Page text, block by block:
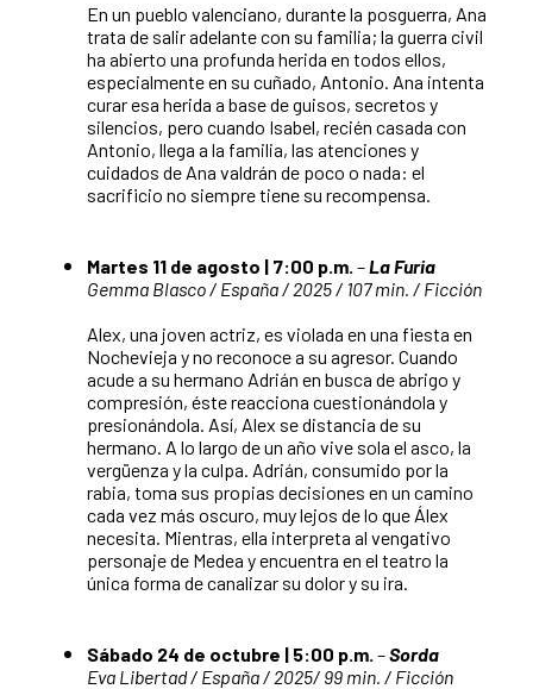
En un pueblo valenciano, durante la posguerra, Ana
trata de salir adelante con su familia; la guerra civil
ha abierto una profunda herida en todos ellos,
especialmente en su cuñado, Antonio. Ana intenta
curar esa herida a base de guisos, secretos y
silencios, pero cuando Isabel, recién casada con
Antonio, llega a la familia, las atenciones y
cuidados de Ana valdrán de poco o nada: el
sacrificio no siempre tiene su recompensa.
Martes 11 de agosto | 7:00 p.m. –La Furia
Gemma Blasco / España / 2025 / 107 min. / Ficción
Alex, una joven actriz, es violada en una fiesta en
Nochevieja y no reconoce a su agresor. Cuando
acude a su hermano Adrián en busca de abrigo y
compresión, éste reacciona cuestionándola y
presionándola. Así, Alex se distancia de su
hermano. A lo largo de un año vive sola el asco, la
vergüenza y la culpa. Adrián, consumido por la
rabia, toma sus propias decisiones en un camino
cada vez más oscuro, muy lejos de lo que Álex
necesita. Mientras, ella interpreta al vengativo
personaje de Medea y encuentra en el teatro la
única forma de canalizar su dolor y su ira.
Sábado 24 de octubre | 5:00 p.m. –Sorda
Eva Libertad / España / 2025/ 99 min. / Ficción